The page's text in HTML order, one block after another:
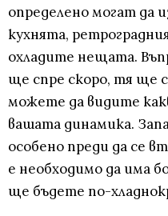
определено могат да
кухнята,
охладите нещата.
ще спре скоро, тя ще
можете да видите
вашата динамика.
особено преди да се
е необходимо да има
ще бъдете по-